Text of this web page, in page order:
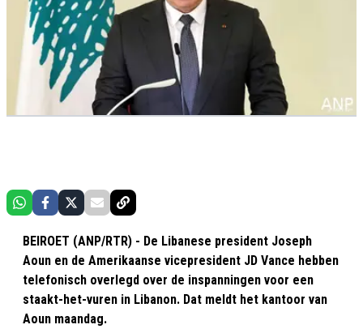
BEIROET (ANP/RTR) - De Libanese president Joseph
Aoun en de Amerikaanse vicepresident JD Vance hebben
telefonisch overlegd over de inspanningen voor een
staakt-het-vuren in Libanon. Dat meldt het kantoor van
Aoun maandag.